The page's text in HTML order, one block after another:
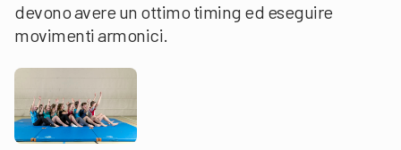
devono avere un ottimo timing ed eseguire
movimenti armonici.